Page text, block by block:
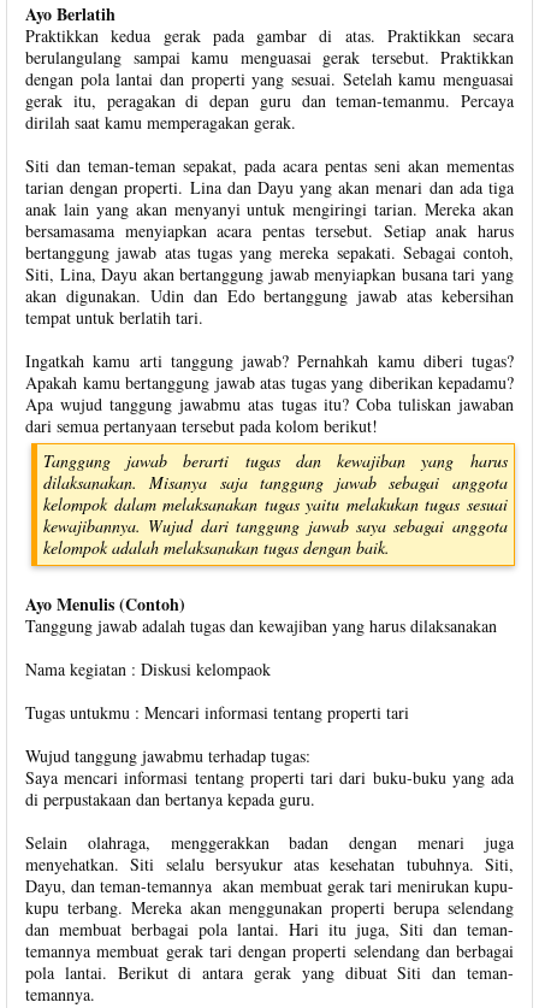
Ayo Berlatih
Praktikkan kedua gerak pada gambar di atas. Praktikkan secara
berulangulang sampai kamu menguasai gerak tersebut. Praktikkan
dengan pola lantai dan properti yang sesuai. Setelah kamu menguasai
gerak itu, peragakan di depan guru dan teman-temanmu. Percaya
dirilah saat kamu memperagakan gerak.
Siti dan teman-teman sepakat, pada acara pentas seni akan mementas
tarian dengan properti. Lina dan Dayu yang akan menari dan ada tiga
anak lain yang akan menyanyi untuk mengiringi tarian. Mereka akan
bersamasama menyiapkan acara pentas tersebut. Setiap anak harus
bertanggung jawab atas tugas yang mereka sepakati. Sebagai contoh,
Siti, Lina, Dayu akan bertanggung jawab menyiapkan busana tari yang
akan digunakan. Udin dan Edo bertanggung jawab atas kebersihan
tempat untuk berlatih tari.
Ingatkah kamu arti tanggung jawab? Pernahkah kamu diberi tugas?
Apakah kamu bertanggung jawab atas tugas yang diberikan kepadamu?
Apa wujud tanggung jawabmu atas tugas itu? Coba tuliskan jawaban
dari semua pertanyaan tersebut pada kolom berikut!
Tanggung jawab berarti tugas dan kewajiban yang harus
dilaksanakan. Misanya saja tanggung jawab sebagai anggota
kelompok dalam melaksanakan tugas yaitu melakukan tugas sesuai
kewajibannya. Wujud dari tanggung jawab saya sebagai anggota
kelompok adalah melaksanakan tugas dengan baik.
Ayo Menulis (Contoh)
Tanggung jawab adalah tugas dan kewajiban yang harus dilaksanakan
Nama kegiatan : Diskusi kelompaok
Tugas untukmu : Mencari informasi tentang properti tari
Wujud tanggung jawabmu terhadap tugas:
Saya mencari informasi tentang properti tari dari buku-buku yang ada
di perpustakaan dan bertanya kepada guru.
Selain olahraga, menggerakkan badan dengan menari juga
menyehatkan. Siti selalu bersyukur atas kesehatan tubuhnya. Siti,
Dayu, dan teman-temannya akan membuat gerak tari menirukan kupu-
kupu terbang. Mereka akan menggunakan properti berupa selendang
dan membuat berbagai pola lantai. Hari itu juga, Siti dan teman-
temannya membuat gerak tari dengan properti selendang dan berbagai
pola lantai. Berikut di antara gerak yang dibuat Siti dan teman-
temannya.